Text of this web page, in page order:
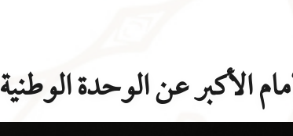
الأكبر عن الوحدة الوطنية